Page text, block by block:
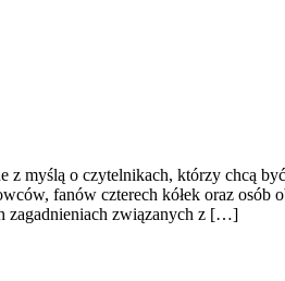
z myślą o czytelnikach, którzy chcą
fanów czterech kółek oraz
zagadnieniach związanych z […]